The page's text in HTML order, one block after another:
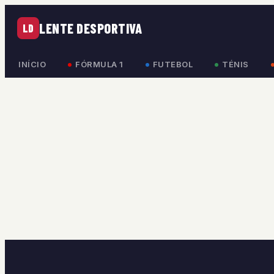
LD LENTE DESPORTIVA
INÍCIO FÓRMULA 1 FUTEBOL TÉNIS